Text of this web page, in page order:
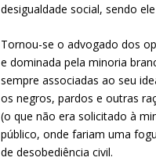
desigualdade social, sendo
Tornou-se o advogado dos
e dominada pela minoria
sempre associadas ao seu
os negros, pardos e outras
(o que não era solicitado à
público, onde fariam uma
de desobediência civil.